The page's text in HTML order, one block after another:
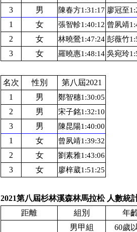
3 男 陳春方1:31:17 廖冠至
1 女 張智軫1:40:12 曾夙靖
2 女 林曉鶯1:47:24 彭薇竹
3 女 羅曉惠1:48:14 吳宛玲
名次 性別
第八屆2021
1
男 鄭智穗1:30:05
2 男 宋子銘1:32:10
3 男 陳昆陽1:40:00
1 女 曾夙靖1:39:32
2 女 劉素雅1:43:06
3 女 廖梓葳1:51:25
2021第八屆杉林溪森林馬拉松 人數統
距離
組別 年
男甲組
60歲